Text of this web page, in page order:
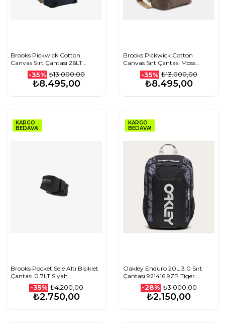
Brooks Pickwick Cotton
Canvas Sırt Çantası 26LT
Lacivert-35% ₺13.000,00
₺8.495,00
Brooks Pickwick Cotton
Canvas Sırt Çantası Moss
Kahverengi 26LT
-35% ₺13.000,00
₺8.495,00
KARGO
BEDAVA!
Brooks Pocket Sele Altı Bisiklet
Çantası 0.7LT Siyah
-35% ₺4.200,00
₺2.750,00
KARGO
BEDAVA!
Oakley Enduro 20L 3.0 Sırt
Çantası 921416 9ZP Tiger
Mountain Camo GR
-28% ₺3.000,00
₺2.150,00